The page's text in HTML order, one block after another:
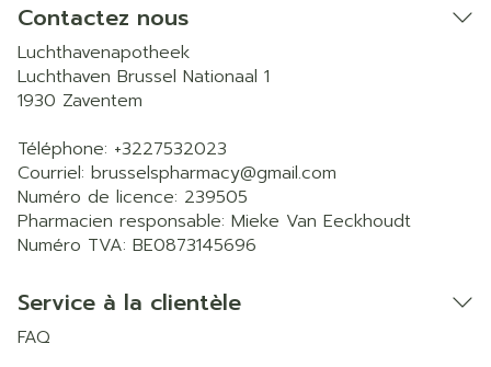
Contactez nous
Luchthavenapotheek
Luchthaven Brussel Nationaal 1
1930 Zaventem
Téléphone: +3227532023
Courriel: brusselspharmacy@gmail.com
Numéro de licence: 239505
Pharmacien responsable: Mieke Van Eeckhoudt
Numéro TVA: BE0873145696
Service à la clientèle
FAQ